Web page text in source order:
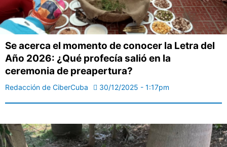
Se acerca el momento de conocer la Letra del
Año 2026: ¿Qué profecía salió en la
ceremonia de preapertura?
Redacción de CiberCuba 30/12/2025 - 1:17pm